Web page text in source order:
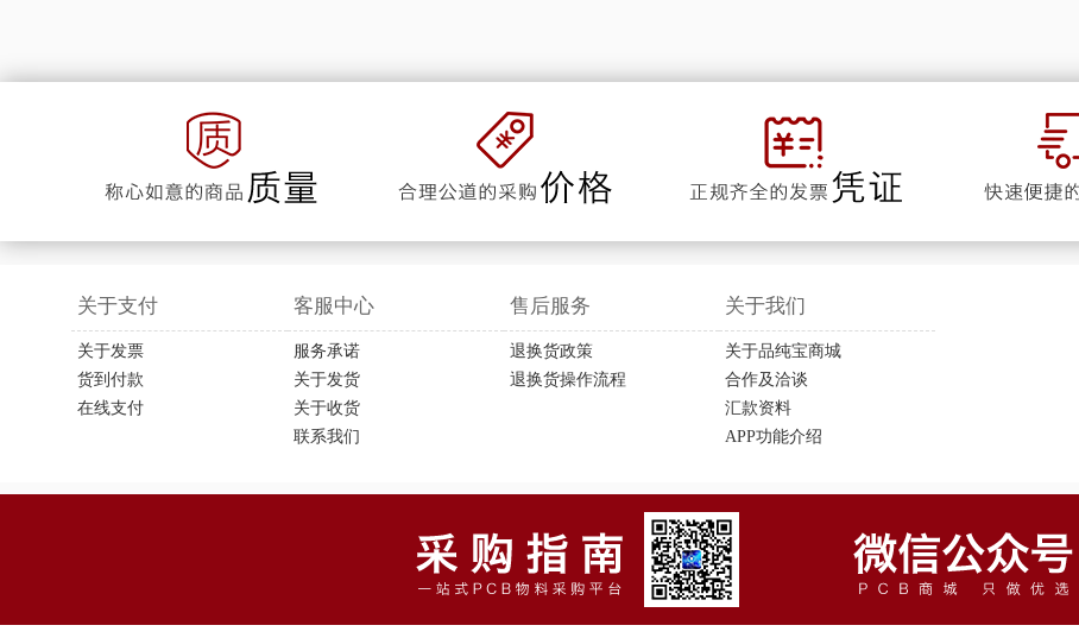
关于支付
关于发票
货到付款
在线支付
客服中心
服务承诺
关于发货
关于收货
联系我们
售后服务
退换货政策
退换货操作流程
关于我们
关于品纯宝商城
合作及洽谈
汇款资料
APP功能介绍